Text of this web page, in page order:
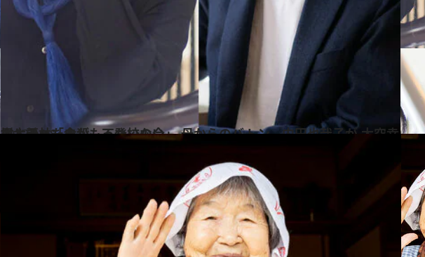
2022.10.8
樹木希林「命がもったいない」 母からのバトン、内田也哉子が 大空幸星と語った自殺、不登校の今
カルチャー